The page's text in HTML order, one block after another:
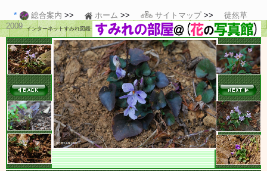
総合案内 ホーム サイトマップ
徒然草
2009 インターネットすみれ図鑑